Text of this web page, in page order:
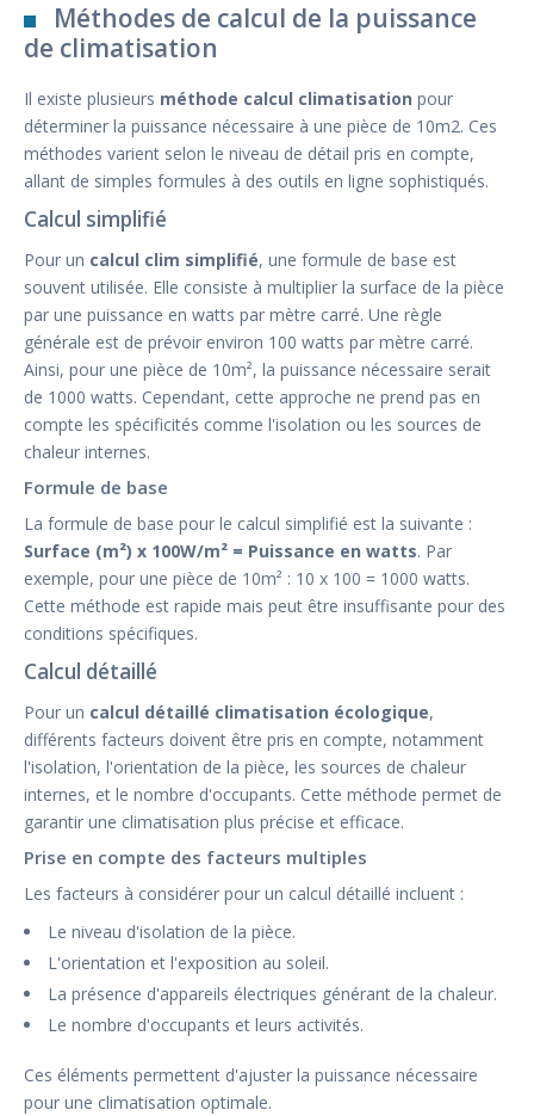
Méthodes de calcul de la puissance
de climatisation
Il existe plusieurs méthode calcul climatisation pour
déterminer la puissance nécessaire à une pièce de 10m2. Ces
méthodes varient selon le niveau de détail pris en compte,
allant de simples formules à des outils en ligne sophistiqués.
Calcul simplifié
Pour un calcul clim simplifié, une formule de base est
souvent utilisée. Elle consiste à multiplier la surface de la pièce
par une puissance en watts par mètre carré. Une règle
générale est de prévoir environ 100 watts par mètre carré.
Ainsi, pour une pièce de 10m², la puissance nécessaire serait
de 1000 watts. Cependant, cette approche ne prend pas en
compte les spécificités comme l'isolation ou les sources de
chaleur internes.
Formule de base
La formule de base pour le calcul simplifié est la suivante :
Surface (m²) x 100W/m² = Puissance en watts. Par
exemple, pour une pièce de 10m² : 10 x 100 = 1000 watts.
Cette méthode est rapide mais peut être insuffisante pour des
conditions spécifiques.
Calcul détaillé
Pour un calcul détaillé climatisation écologique,
différents facteurs doivent être pris en compte, notamment
l'isolation, l'orientation de la pièce, les sources de chaleur
internes, et le nombre d'occupants. Cette méthode permet de
garantir une climatisation plus précise et efficace.
Prise en compte des facteurs multiples
Les facteurs à considérer pour un calcul détaillé incluent :
Le niveau d'isolation de la pièce.
L'orientation et l'exposition au soleil.
La présence d'appareils électriques générant de la chaleur.
Le nombre d'occupants et leurs activités.
Ces éléments permettent d'ajuster la puissance nécessaire
pour une climatisation optimale.